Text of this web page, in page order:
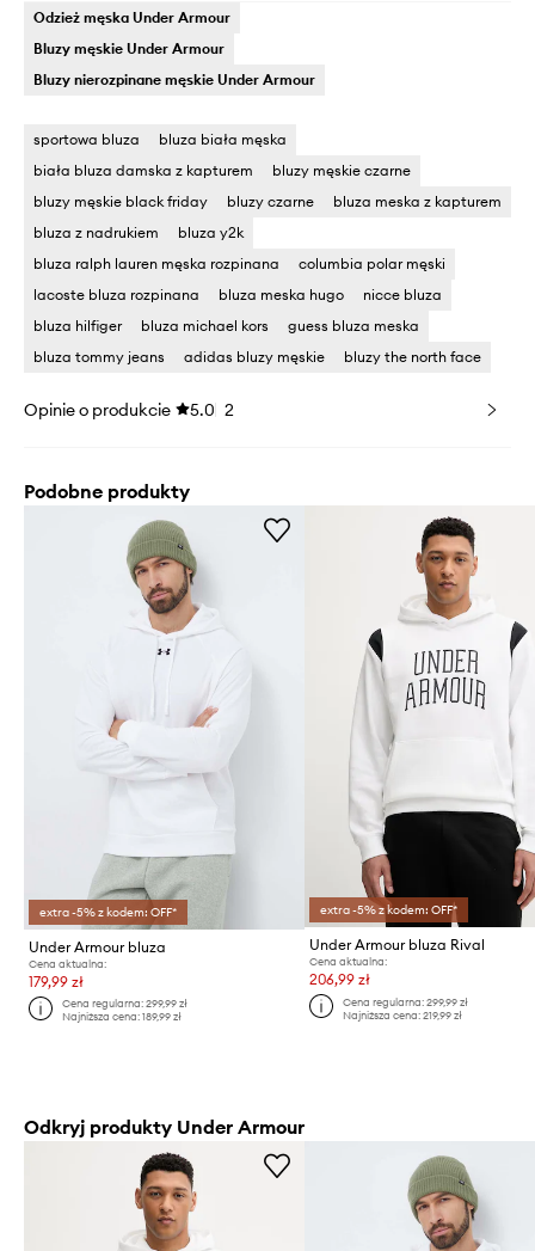
Odzież męska Under Armour
Bluzy męskie Under Armour
Bluzy nierozpinane męskie Under Armour
sportowa bluza
bluza biała męska
biała bluza damska z kapturem
bluzy męskie czarne
bluzy męskie black friday
bluzy czarne
bluza meska z kapturem
bluza z nadrukiem
bluza y2k
bluza ralph lauren męska rozpinana
columbia polar męski
lacoste bluza rozpinana
bluza meska hugo
nicce bluza
bluza hilfiger
bluza michael kors
guess bluza meska
bluza tommy jeans
adidas bluzy męskie bluzy the north face
Opinie o produkcie 5.0 2
Podobne produkty
extra -5% z kodem: OFF*
Under Armour bluza
Cena aktualna:
179,99 zł
Cena regularna:299,99 zł
Najniższa cena:189,99 zł
extra -5% z kodem: OFF*
Under Armour bluza Rival
Cena aktualna:
206,99 zł
Cena regularna: 299,99 zł
Najniższa cena: 219,99 zł
Odkryj produkty Under Armour